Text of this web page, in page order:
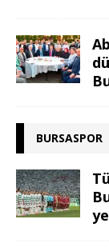
BURSASPOR